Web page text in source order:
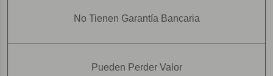
No Tienen Garantía Bancaria
Pueden Perder Valor